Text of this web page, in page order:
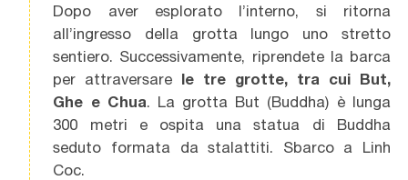
Dopo aver esplorato l’interno, si ritorna
all’ingresso della grotta lungo uno stretto
sentiero. Successivamente, riprendete la barca
per attraversare le tre grotte, tra cui But,
Ghe e Chua. La grotta But (Buddha) è lunga
300 metri e ospita una statua di Buddha
seduto formata da stalattiti. Sbarco a Linh
Coc.